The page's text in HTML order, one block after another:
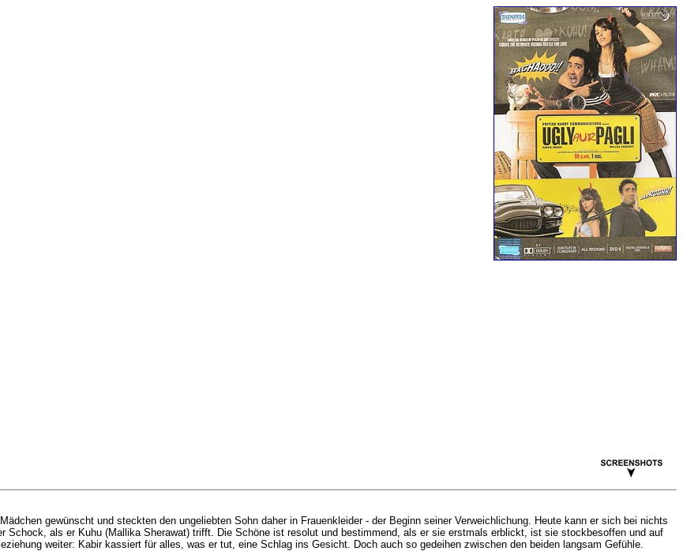
gewünscht und steckten den ungeliebten Sohn daher in Frauenkleider - der Beginn seiner Verweichlichung. Heute kann er sich bei nichts
als er Kuhu (Mallika Sherawat) trifft. Die Schöne ist resolut und bestimmend, als er sie erstmals erblickt, ist sie stockbesoffen und auf
weiter: Kabir kassiert für alles, was er tut, eine Schlag ins Gesicht. Doch auch so gedeihen zwischen den beiden langsam Gefühle.